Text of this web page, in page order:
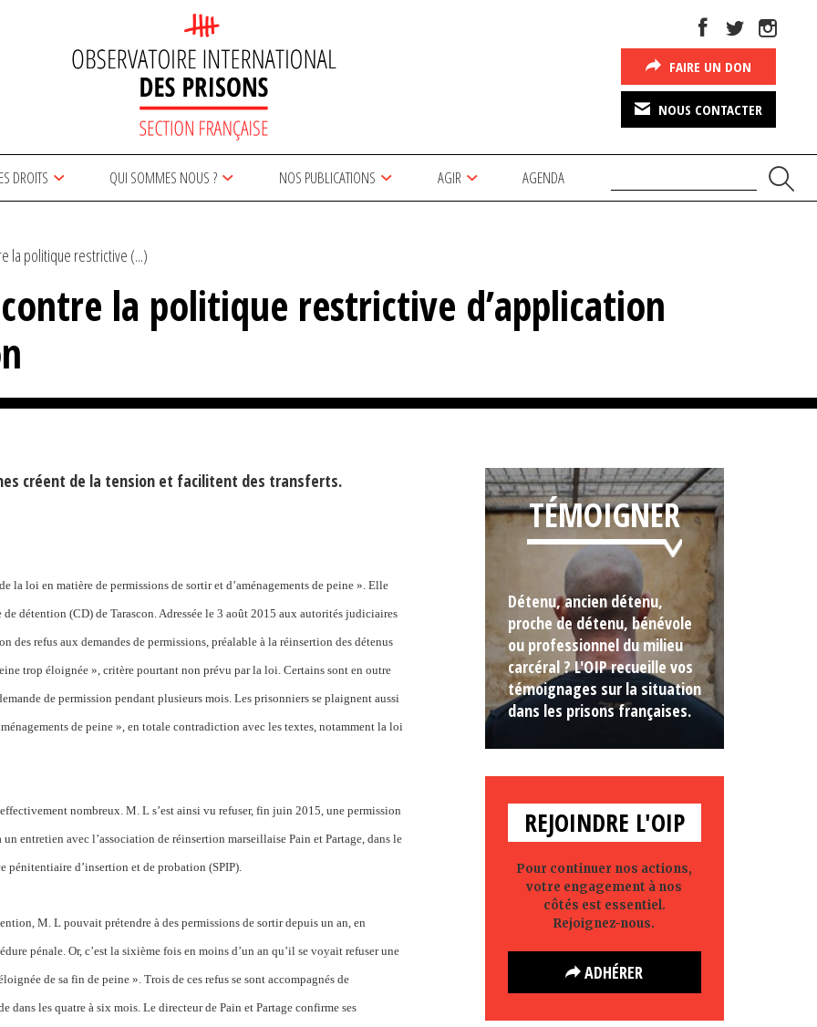
FAIRE UN DON
NOUS CONTACTER
DROITS QUI SOMMES NOUS ? NOS PUBLICATIONS AGIR AGENDA
la politique restrictive (...)
la politique restrictive d’application
créent de la tension et facilitent des transferts.
la loi en matière de permissions de sortir et d’aménagements de peine ». Elle
de détention (CD) de Tarascon. Adressée le 3 août 2015 aux autorités judiciaires
refus aux demandes de permissions, préalable à la réinsertion des détenus
trop éloignée », critère pourtant non prévu par la loi. Certains sont en outre
de permission pendant plusieurs mois. Les prisonniers se plaignent aussi
de peine », en totale contradiction avec les textes, notamment la loi
nombreux. M. L s’est ainsi vu refuser, fin juin 2015, une permission
entretien avec l’association de réinsertion marseillaise Pain et Partage, dans le
pénitentiaire d’insertion et de probation (SPIP).
M. L pouvait prétendre à des permissions de sortir depuis un an, en
pénale. Or, c’est la sixième fois en moins d’un an qu’il se voyait refuser une
de sa fin de peine ». Trois de ces refus se sont accompagnés de
dans les quatre à six mois. Le directeur de Pain et Partage confirme ses
TÉMOIGNER
Détenu, ancien détenu,
proche de détenu, bénévole
ou professionnel du milieu
carcéral ? L'OIP recueille vos
témoignages sur la situation
dans les prisons françaises.
REJOINDRE L'OIP
Pour continuer nos actions,
votre engagement à nos
côtés est essentiel.
Rejoignez-nous.
ADHÉRER